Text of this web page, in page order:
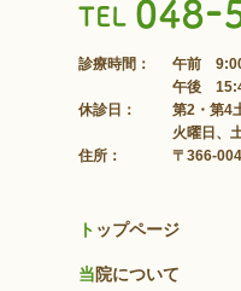
診療時間：
午前 9:00
午後
休診日：
第2・第4
火曜日、
住所：
〒366-
トップページ
当院について